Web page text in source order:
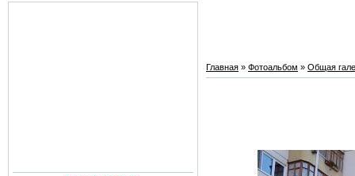
Главная » Фотоальбом » Общая